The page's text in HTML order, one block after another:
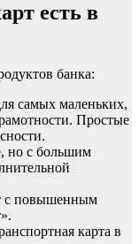
есть в
банка:
самых маленьких,
Простые
но с большим
с повышенным
карта в